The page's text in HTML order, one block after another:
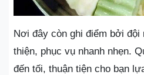
Nơi đây còn ghi điểm bởi đội
thiện, phục vụ nhanh nhẹn.
đến tối, thuận tiện cho bạn